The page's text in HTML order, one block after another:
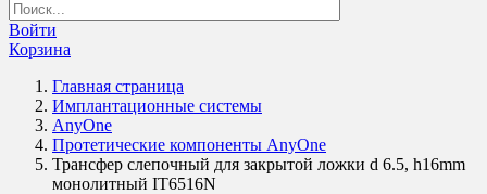
Войти
Корзина
Главная страница
Имплантационные системы
AnyOne
Протетические компоненты AnyOne
Трансфер слепочный для закрытой ложки d 6.5, h16mm
монолитный IT6516N